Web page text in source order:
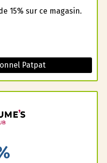
15% sur ce magasin.
Patpat